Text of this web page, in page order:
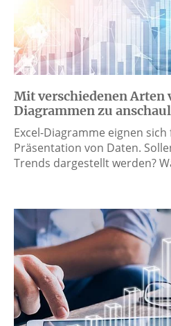
Mit verschiedenen Arten
Diagrammen zu
Excel-Diagramme eignen
Präsentation von Daten.
Trends dargestellt werden?